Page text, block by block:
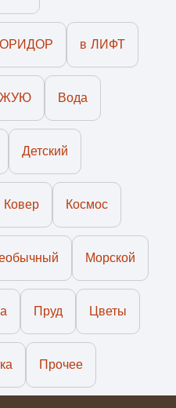
в ЛИФТ
Вода
Детский
Ковер Космос
Морской
Пруд Цветы
Прочее